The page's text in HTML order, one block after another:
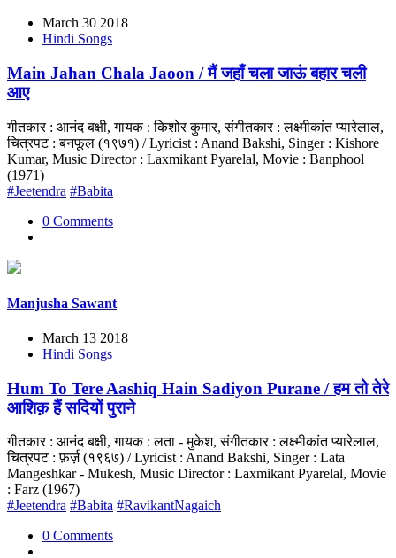
March 30 2018
Hindi Songs
Main Jahan Chala Jaoon / मैं जहाँ चला जाऊं बहार चली
आए
गीतकार : आनंद बक्षी, गायक : किशोर कुमार, संगीतकार : लक्ष्मीकांत प्यारेलाल,
चित्रपट : बनफूल (१९७१) / Lyricist : Anand Bakshi, Singer : Kishore
Kumar, Music Director : Laxmikant Pyarelal, Movie : Banphool
(1971)
#Jeetendra #Babita
0 Comments
Manjusha Sawant
March 13 2018
Hindi Songs
Hum To Tere Aashiq Hain Sadiyon Purane / हम तो तेरे
आशिक़ हैं सदियों पुराने
गीतकार : आनंद बक्षी, गायक : लता - मुकेश, संगीतकार : लक्ष्मीकांत प्यारेलाल,
चित्रपट : फ़र्ज़ (१९६७) / Lyricist : Anand Bakshi, Singer : Lata
Mangeshkar - Mukesh, Music Director : Laxmikant Pyarelal, Movie
: Farz (1967)
#Jeetendra #Babita #RavikantNagaich
0 Comments